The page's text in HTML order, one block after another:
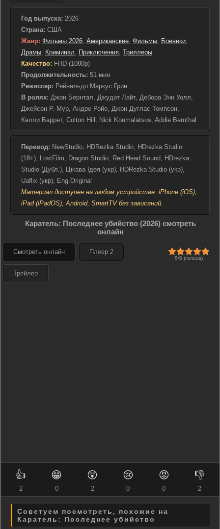
Каратель должен решить, как действовать дальше: опустить
руки и поддаться судьбе или же снова сразиться с теми, кто
посягнул на его жизнь, используя все свои навыки и силы для
выживания. Внутренняя борьба, терзающая его из-за пережитых
потерь, оборачивается жестокой реальностью, и Фрэнк понимает,
что единственное, что ему остается — это стоять до конца и не
уступать врагам. Каждое решение становится вопросом жизни и
это снова вступить на тропу войны, где против него весь теневой
мир Нью-Йорка.
Год выпуска: 2026
Страна: США
Жанр: Фильмы 2026, Американские, Фильмы, Боевики,
Драмы, Криминал, Приключения, Триллеры
Качество: FHD (1080p)
Продолжительность: 51 мин
Режиссер: Рейнальдо Маркус Грин
В ролях: Джон Бернтал, Джудит Лайт, Дебора Энн Уолл,
Джейсон Р. Мур, Андре Ройо, Джон Дуглас Томпсон,
Келли Баррет, Colton Hill, Nick Koumalatsos, Addie Bernthal
Перевод: NewStudio, HDRezka Studio, HDrezka Studio
(18+), LostFilm, Dragon Studio, Red Head Sound, HDrezka
Studio (Дубл.), Цікава Ідея (укр), HDRezka Studio (укр),
Uaflix (укр), Eng.Original
Материал доступен на любом устройстве: iPhone (iOS),
iPad (iPadOS), Android, SmartTV без зависаний.
Каратель: Последнее убийство (2026) смотреть
онлайн
5/5 (голоса)
Смотреть онлайн Плеер 2
Трейлер
👍
2
😁
0
😲
2
😢
0
😡
0
👎
2
Советуем посмотреть, похожие на
Каратель: Последнее убийство